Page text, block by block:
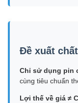
Đề xuất
Chỉ sử dụng pin
cùng tiêu chuẩn
Lợi thế về giá ≠